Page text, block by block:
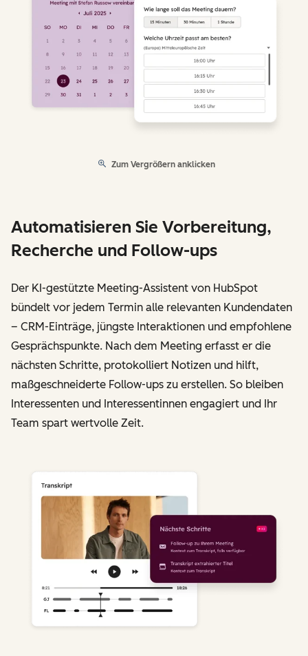
Zum Vergrößern anklicken
Automatisieren Sie Vorbereitung,
Recherche und Follow-ups
Der KI-gestützte Meeting-Assistent von HubSpot
bündelt vor jedem Termin alle relevanten Kundendaten
– CRM-Einträge, jüngste Interaktionen und empfohlene
Gesprächspunkte. Nach dem Meeting erfasst er die
nächsten Schritte, protokolliert Notizen und hilft,
maßgeschneiderte Follow-ups zu erstellen. So bleiben
Interessenten und Interessentinnen engagiert und Ihr
Team spart wertvolle Zeit.